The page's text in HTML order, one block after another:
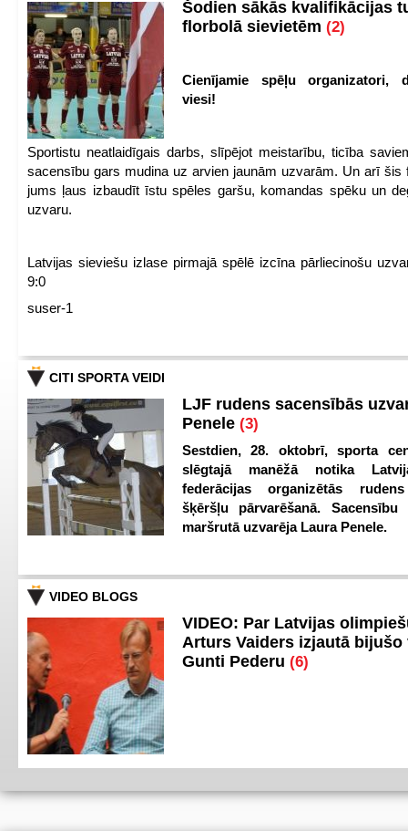
Šodien sākās kvalifikācijas
florbolā sievietēm (2)
Cienījamie spēļu organizatori,
viesi!
Sportistu neatlaidīgais darbs, slīpējot meistarību, ticība
sacensību gars mudina uz arvien jaunām uzvarām. Un arī šis
jums ļaus izbaudīt īstu spēles garšu, komandas spēku un
uzvaru.
Latvijas sieviešu izlase pirmajā spēlē izcīna pārliecinošu
9:0
suser-1
CITI SPORTA VEIDI
LJF rudens sacensībās
Penele (3)
Sestdien, 28. oktobrī, sporta
slēgtajā manēžā notika
federācijas organizētās
šķēršļu pārvarēšanā. Sacensību
maršrutā uzvarēja Laura Penele.
VIDEO BLOGS
VIDEO: Par Latvijas
Arturs Vaiders izjautā bijušo
Gunti Pederu (6)